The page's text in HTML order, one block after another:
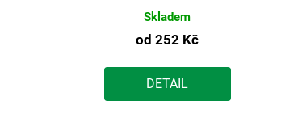
Skladem
od252 Kč
DETAIL